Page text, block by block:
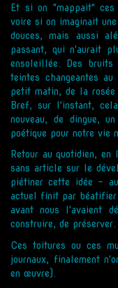
Et si on "mappait"
voire si on imaginait
douces, mais aussi
passant, qui n'aurait
ensoleillée. Des
teintes changeantes
petit matin, de la
Bref, sur l'instant,
nouveau, de dingue,
poétique pour notre vie
Retour au quotidien,
sans article sur le
piétiner cette idée -
actuel finit par béatifier
avant nous l'avaient
construire, de
Ces toitures ou ces
journaux, finalement
en œuvre).